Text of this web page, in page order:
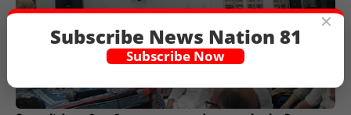
×
Subscribe News Nation 81
Subscribe Now